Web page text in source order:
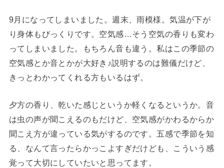
9月になってしまいました。週末、雨模様。気温が下が
り身体もびっくりです。空気感…そう空気の香りも変わ
ってしまいました。もちろん音も違う。私はこの季節の
空気感とか音とかが大好き♪説明するのは難儀だけど、
きっとわかってくれる方もいるはず。
夕方の香り、乾いた感じというか軽くなるというか。音
は虫の声が聞こえるのもだけど、空気感がかわるからか
聞こえ方が違っている気がするのです。五感で季節を知
る、なんて言ったらかっこよすぎだけども、こういう感
覚って大切にしていたいと思ってます。